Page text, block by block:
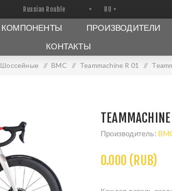
КОМПОНЕНТЫ ПРОИЗВОДИТЕЛИ
КОНТАКТЫ
Шоссейные / BMC / Teammachine R 01 /
Производитель:
0.000 (RUB)